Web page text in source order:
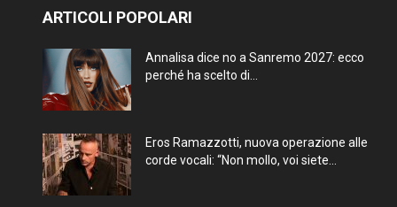
ARTICOLI POPOLARI
Annalisa dice no a Sanremo 2027: ecco
perché ha scelto di...
Eros Ramazzotti, nuova operazione alle
corde vocali: “Non mollo, voi siete...